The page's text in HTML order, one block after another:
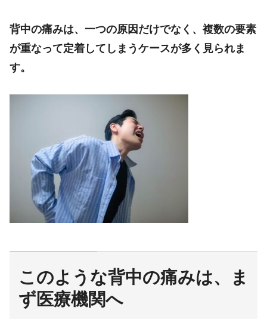
背中の痛みは、一つの原因だけでなく、複数の要素
が重なって定着してしまうケースが多く見られま
す。
このような背中の痛みは、ま
ず医療機関へ